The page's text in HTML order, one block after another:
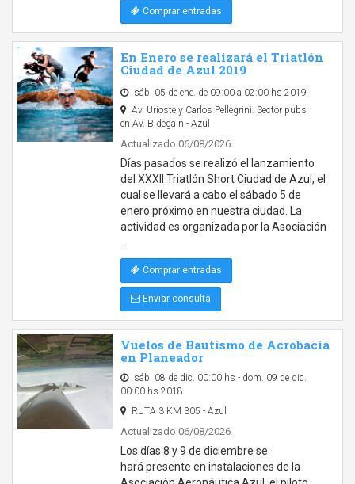
Comprar entradas
En Enero se realizará el Triatlón
Ciudad de Azul 2019
sáb. 05 de ene. de 09:00 a 02:00 hs 2019
Av. Urioste y Carlos Pellegrini. Sector pubs
en Av. Bidegain - Azul
Actualizado 06/08/2026
Días pasados se realizó el lanzamiento
del XXXII Triatlón Short Ciudad de Azul, el
cual se llevará a cabo el sábado 5 de
enero próximo en nuestra ciudad. La
actividad es organizada por la Asociación
Comprar entradas
Enviar consulta
Vuelos de Bautismo de Acrobacia
en Planeador
sáb. 08 de dic. 00:00 hs - dom. 09 de dic.
00:00 hs 2018
RUTA 3 KM 305 - Azul
Actualizado 06/08/2026
Los días 8 y 9 de diciembre se
hará presente en instalaciones de la